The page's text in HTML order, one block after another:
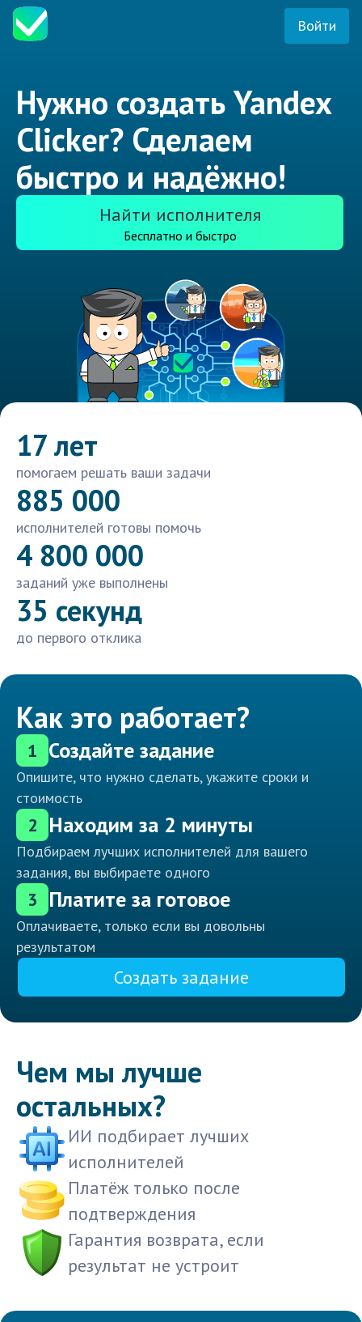
Войти
Нужно создать Yandex
Clicker? Сделаем
быстро и надёжно!
Найти исполнителя
Бесплатно и быстро
17 лет
помогаем решать ваши задачи
885 000
исполнителей готовы помочь
4 800 000
заданий уже выполнены
35 секунд
до первого отклика
Как это работает?
1 Создайте задание
Опишите, что нужно сделать, укажите сроки и
стоимость
2 Находим за 2 минуты
Подбираем лучших исполнителей для вашего
задания, вы выбираете одного
3 Платите за готовое
Оплачиваете, только если вы довольны
результатом
Создать задание
Чем мы лучше
остальных?
ИИ подбирает лучших
исполнителей
Платёж только после
подтверждения
Гарантия возврата, если
результат не устроит